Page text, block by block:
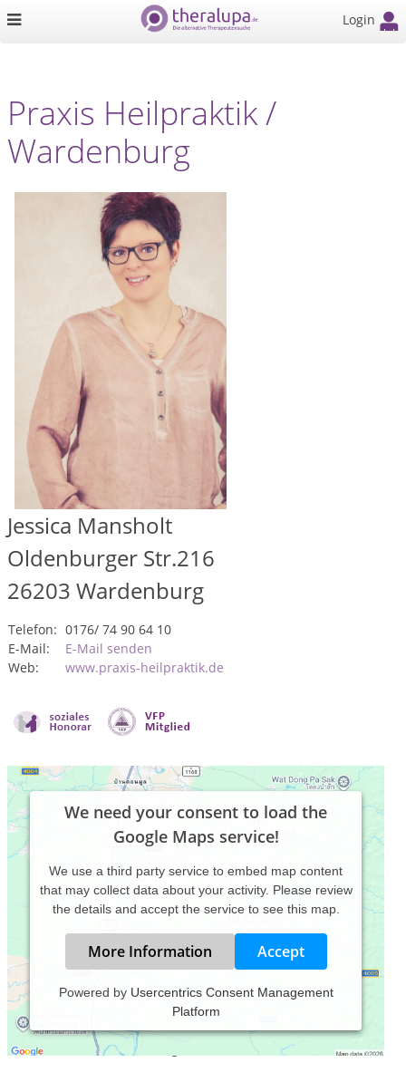
Login
Praxis Heilpraktik /
Wardenburg
Jessica Mansholt
Oldenburger Str.216
26203 Wardenburg
Telefon: 0176/ 74 90 64 10
E-Mail:
E-Mail senden
Web:
www.praxis-heilpraktik.de
We need your consent to load the
Google Maps service!
We use a third party service to embed map content
that may collect data about your activity. Please review
the details and accept the service to see this map.
More Information Accept
Powered by Usercentrics Consent Management
Platform
Praxiszeiten:
Termine nach Vereinbarung